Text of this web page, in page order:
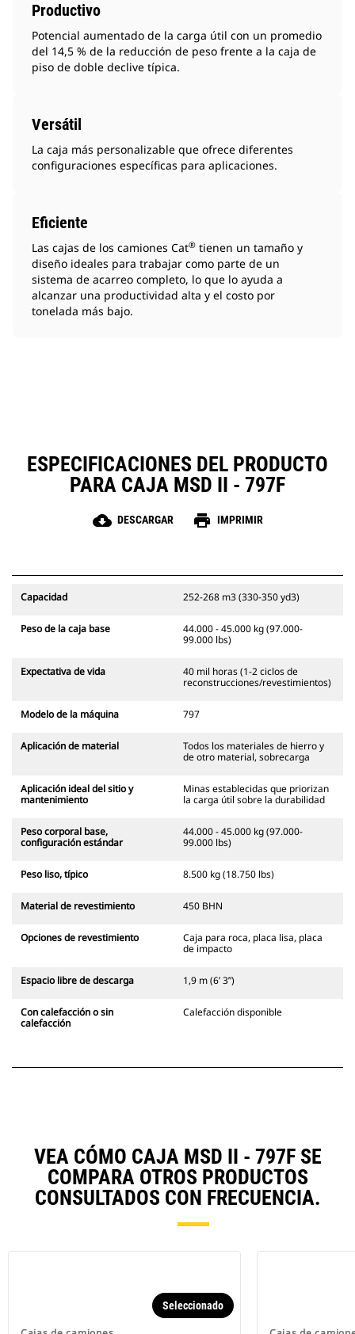
Productivo
Potencial aumentado de la carga útil con un promedio
del 14,5 % de la reducción de peso frente a la caja de
piso de doble declive típica.
Versátil
La caja más personalizable que ofrece diferentes
configuraciones específicas para aplicaciones.
Eficiente
Las cajas de los camiones Cat® tienen un tamaño y
diseño ideales para trabajar como parte de un
sistema de acarreo completo, lo que lo ayuda a
alcanzar una productividad alta y el costo por
tonelada más bajo.
ESPECIFICACIONES DEL PRODUCTO
PARA CAJA MSD II - 797F
cloud_download DESCARGAR print IMPRIMIR
Capacidad 252-268 m3 (330-350 yd3)
Peso de la caja base
44.000 - 45.000 kg (97.000-
99.000 lbs)
Expectativa de vida
40 mil horas (1-2 ciclos de
reconstrucciones/revestimientos)
Modelo de la máquina 797
Aplicación de material
Todos los materiales de hierro y
de otro material, sobrecarga
Aplicación ideal del sitio y
mantenimiento
Minas establecidas que priorizan
la carga útil sobre la durabilidad
Peso corporal base,
configuración estándar
44.000 - 45.000 kg (97.000-
99.000 lbs)
Peso liso, típico 8.500 kg (18.750 lbs)
Material de revestimiento 450 BHN
Opciones de revestimiento
Caja para roca, placa lisa, placa
de impacto
Espacio libre de descarga 1,9 m (6’ 3”)
Con calefacción o sin
calefacción
Calefacción disponible
VEA CÓMO CAJA MSD II - 797F SE
COMPARA OTROS PRODUCTOS
CONSULTADOS CON FRECUENCIA.
Seleccionado